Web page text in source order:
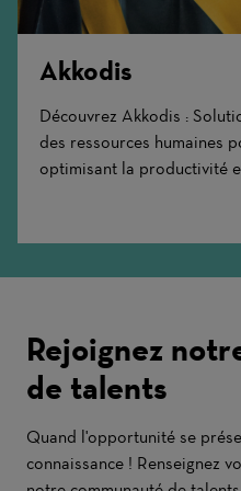
Akkodis
Découvrez Akkodis :
des ressources humaines
optimisant la productivité
Rejoignez
de talents
Quand l'opportunité se
connaissance ! Renseignez